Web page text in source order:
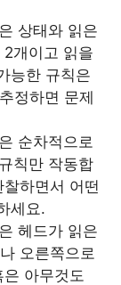
상태와 읽은
개이고 읽을
능한 규칙은
정하면 문제
순차적으로
칙만 작동합
하면서 어떤
세요.
헤드가 읽은
오른쪽으로
아무것도